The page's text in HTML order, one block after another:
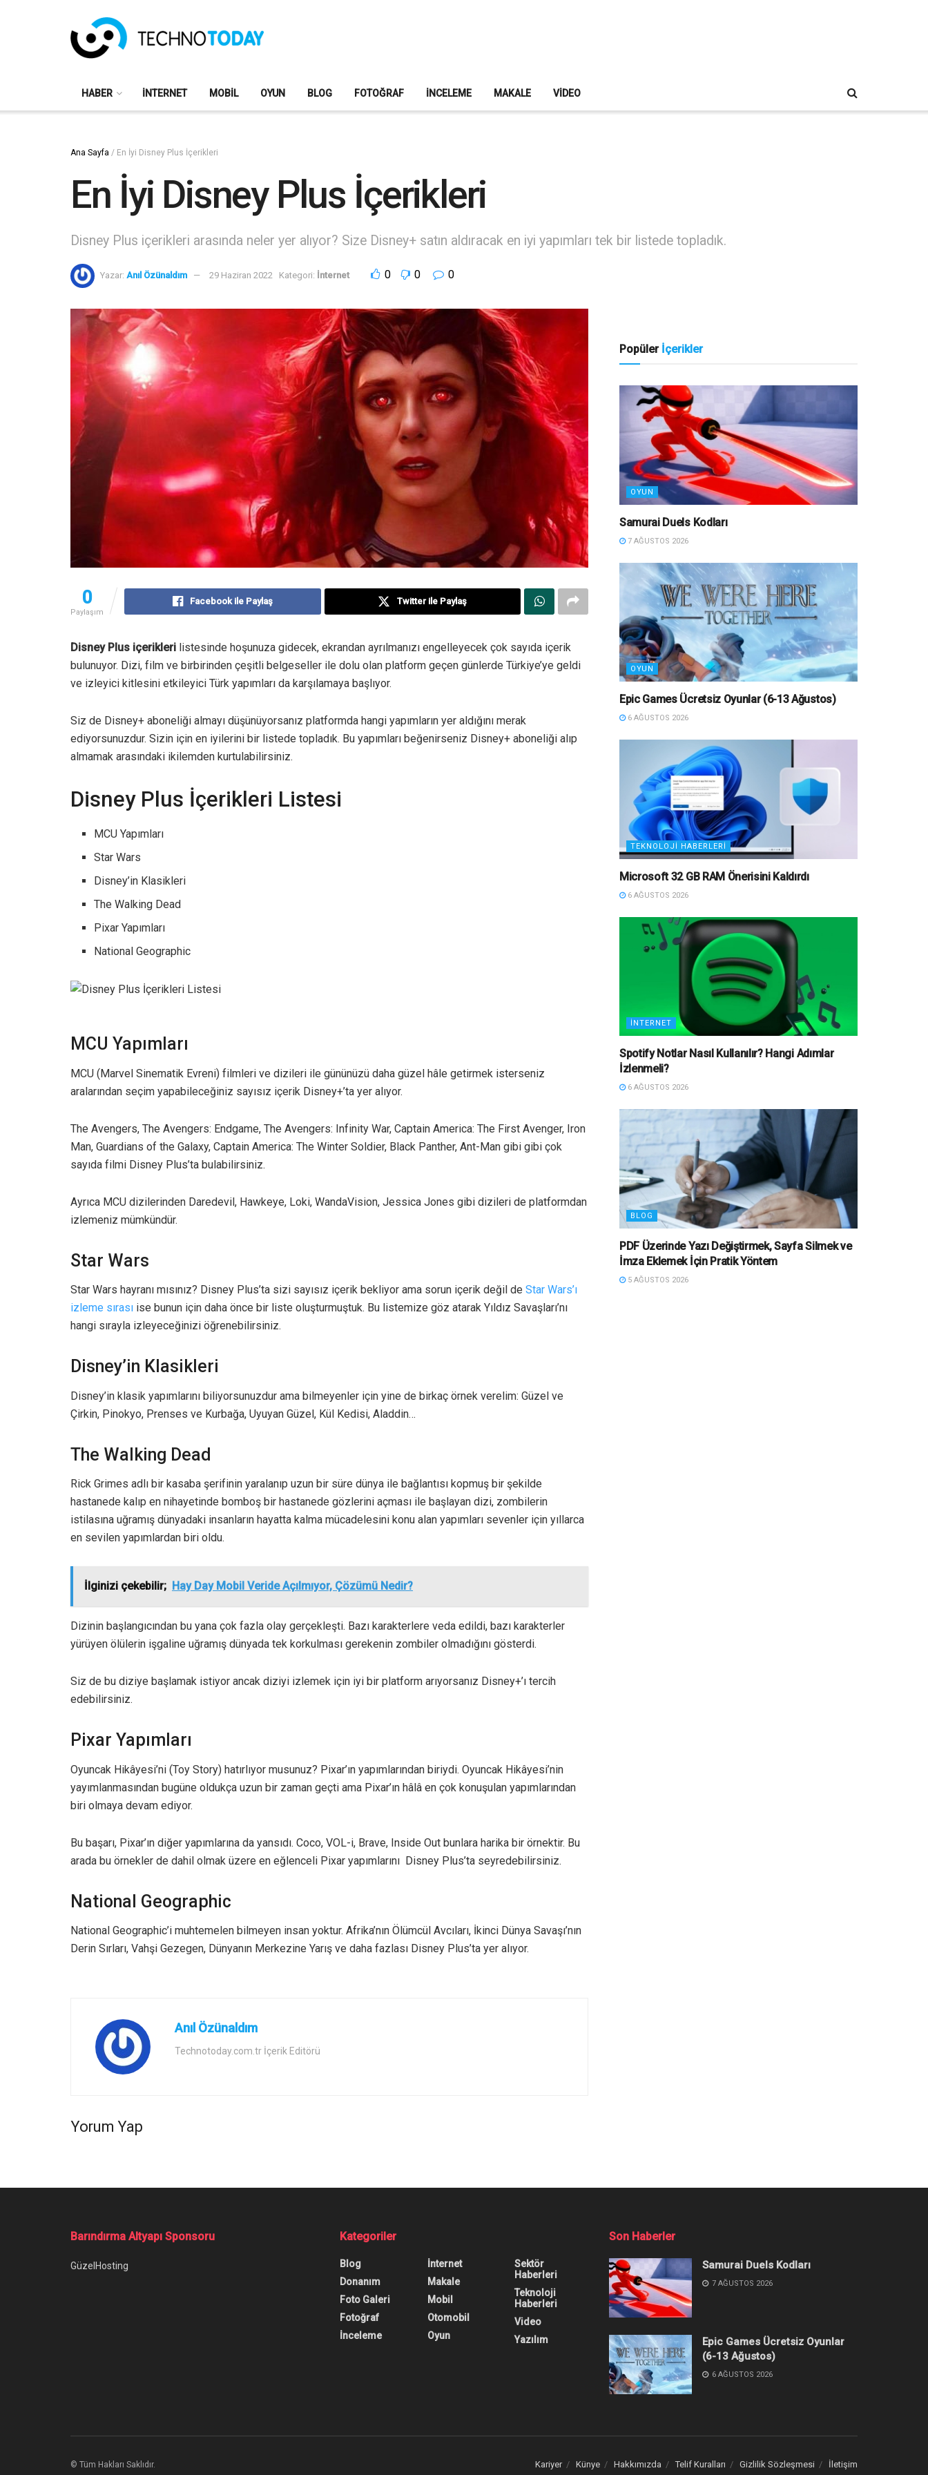
HABER İNTERNET MOBIL OYUN BLOG FOTOĞRAF İNCELEME MAKALE VIDEO
Ana Sayfa / En İyi Disney Plus İçerikleri
En İyi Disney Plus İçerikleri
Disney Plus içerikleri arasında neler yer alıyor? Size Disney+ satın aldıracak en iyi yapımları tek bir listede topladık.
Yazar: Anıl Özünaldım 29 Haziran 2022 Kategori: İnternet 0 0 0
0
Paylaşım
Facebook ile Paylaş Twitter ile Paylaş
Disney Plus içerikleri listesinde hoşunuza gidecek, ekrandan ayrılmanızı engelleyecek çok sayıda içerik
bulunuyor. Dizi, film ve birbirinden çeşitli belgeseller ile dolu olan platform geçen günlerde Türkiye’ye geldi
ve izleyici kitlesini etkileyici Türk yapımları da karşılamaya başlıyor.
Siz de Disney+ aboneliği almayı düşünüyorsanız platformda hangi yapımların yer aldığını merak
ediyorsunuzdur. Sizin için en iyilerini bir listede topladık. Bu yapımları beğenirseniz Disney+ aboneliği alıp
almamak arasındaki ikilemden kurtulabilirsiniz.
Disney Plus İçerikleri Listesi
MCU Yapımları
Star Wars
Disney’in Klasikleri
The Walking Dead
Pixar Yapımları
National Geographic
MCU Yapımları
MCU (Marvel Sinematik Evreni) filmleri ve dizileri ile gününüzü daha güzel hâle getirmek isterseniz
aralarından seçim yapabileceğiniz sayısız içerik Disney+’ta yer alıyor.
The Avengers, The Avengers: Endgame, The Avengers: Infinity War, Captain America: The First Avenger, Iron
Man, Guardians of the Galaxy, Captain America: The Winter Soldier, Black Panther, Ant-Man gibi gibi çok
sayıda filmi Disney Plus’ta bulabilirsiniz.
Ayrıca MCU dizilerinden Daredevil, Hawkeye, Loki, WandaVision, Jessica Jones gibi dizileri de platformdan
izlemeniz mümkündür.
Star Wars
Star Wars hayranı mısınız? Disney Plus’ta sizi sayısız içerik bekliyor ama sorun içerik değil de Star Wars’ı
izleme sırası ise bunun için daha önce bir liste oluşturmuştuk. Bu listemize göz atarak Yıldız Savaşları’nı
hangi sırayla izleyeceğinizi öğrenebilirsiniz.
Disney’in Klasikleri
Disney’in klasik yapımlarını biliyorsunuzdur ama bilmeyenler için yine de birkaç örnek verelim: Güzel ve
Çirkin, Pinokyo, Prenses ve Kurbağa, Uyuyan Güzel, Kül Kedisi, Aladdin…
The Walking Dead
Rick Grimes adlı bir kasaba şerifinin yaralanıp uzun bir süre dünya ile bağlantısı kopmuş bir şekilde
hastanede kalıp en nihayetinde bomboş bir hastanede gözlerini açması ile başlayan dizi, zombilerin
istilasına uğramış dünyadaki insanların hayatta kalma mücadelesini konu alan yapımları sevenler için yıllarca
en sevilen yapımlardan biri oldu.
İlginizi çekebilir; Hay Day Mobil Veride Açılmıyor, Çözümü Nedir?
Dizinin başlangıcından bu yana çok fazla olay gerçekleşti. Bazı karakterlere veda edildi, bazı karakterler
yürüyen ölülerin işgaline uğramış dünyada tek korkulması gerekenin zombiler olmadığını gösterdi.
Siz de bu diziye başlamak istiyor ancak diziyi izlemek için iyi bir platform arıyorsanız Disney+’ı tercih
edebilirsiniz.
Pixar Yapımları
Oyuncak Hikâyesi’ni (Toy Story) hatırlıyor musunuz? Pixar’ın yapımlarından biriydi. Oyuncak Hikâyesi’nin
yayımlanmasından bugüne oldukça uzun bir zaman geçti ama Pixar’ın hâlâ en çok konuşulan yapımlarından
biri olmaya devam ediyor.
Bu başarı, Pixar’ın diğer yapımlarına da yansıdı. Coco, VOL-i, Brave, Inside Out bunlara harika bir örnektir. Bu
arada bu örnekler de dahil olmak üzere en eğlenceli Pixar yapımlarını Disney Plus’ta seyredebilirsiniz.
National Geographic
National Geographic’i muhtemelen bilmeyen insan yoktur. Afrika’nın Ölümcül Avcıları, İkinci Dünya Savaşı’nın
Derin Sırları, Vahşi Gezegen, Dünyanın Merkezine Yarış ve daha fazlası Disney Plus’ta yer alıyor.
Anıl Özünaldım
Technotoday.com.tr İçerik Editörü
Yorum Yap
Popüler İçerikler
OYUN
Samurai Duels Kodları
7 AĞUSTOS 2026
OYUN
Epic Games Ücretsiz Oyunlar (6-13 Ağustos)
6 AĞUSTOS 2026
TEKNOLOJI HABERLERI
Microsoft 32 GB RAM Önerisini Kaldırdı
6 AĞUSTOS 2026
İNTERNET
Spotify Notlar Nasıl Kullanılır? Hangi Adımlar
İzlenmeli?
6 AĞUSTOS 2026
BLOG
PDF Üzerinde Yazı Değiştirmek, Sayfa Silmek ve
İmza Eklemek İçin Pratik Yöntem
5 AĞUSTOS 2026
Barındırma Altyapı Sponsoru
GüzelHosting
Kategoriler
Blog
Donanım
Foto Galeri
Fotoğraf
İnceleme
İnternet
Makale
Mobil
Otomobil
Oyun
Sektör
Haberleri
Teknoloji
Haberleri
Video
Yazılım
Son Haberler
Samurai Duels Kodları
7 AĞUSTOS 2026
Epic Games Ücretsiz Oyunlar
(6-13 Ağustos)
6 AĞUSTOS 2026
Kariyer Künye Hakkımızda Telif Kuralları Gizlilik Sözleşmesi İletişim
© Tüm Hakları Saklıdır.